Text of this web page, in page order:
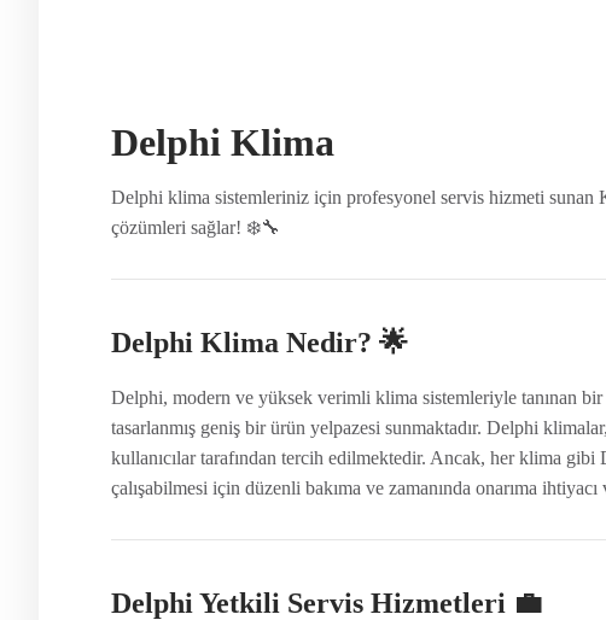
Delphi Klima
Delphi klima sistemleriniz için profesyonel servis hizmeti sunan
çözümleri sağlar! ❄️🔧
Delphi Klima Nedir? 🌟
Delphi, modern ve yüksek verimli klima sistemleriyle tanınan
tasarlanmış geniş bir ürün yelpazesi sunmaktadır. Delphi
kullanıcılar tarafından tercih edilmektedir. Ancak, her klima
çalışabilmesi için düzenli bakıma ve zamanında onarıma ihtiyacı
Delphi Yetkili Servis Hizmetleri 💼